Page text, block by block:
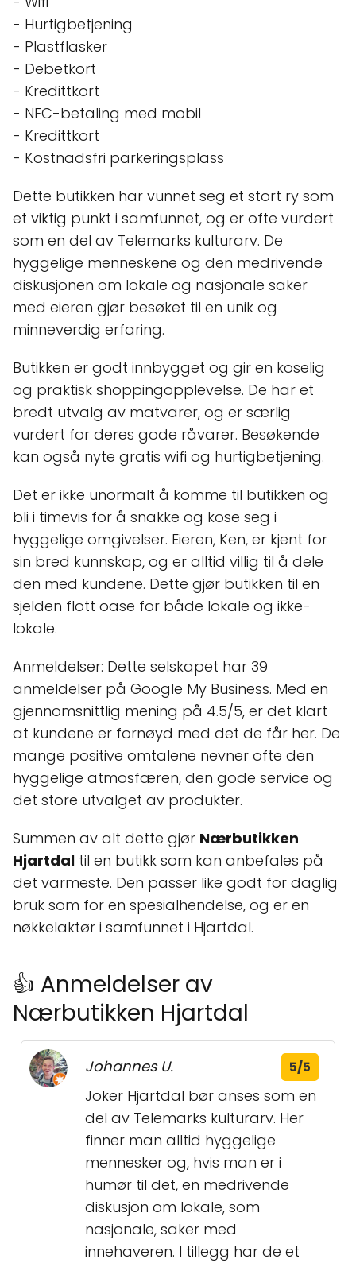
- Hurtigbetjening
- Plastflasker
- Debetkort
- Kredittkort
- NFC-betaling med mobil
- Kredittkort
- Kostnadsfri parkeringsplass
Dette butikken har vunnet seg et stort ry som
et viktig punkt i samfunnet, og er ofte vurdert
som en del av Telemarks kulturarv. De
hyggelige menneskene og den medrivende
diskusjonen om lokale og nasjonale saker
med eieren gjør besøket til en unik og
minneverdig erfaring.
Butikken er godt innbygget og gir en koselig
og praktisk shoppingopplevelse. De har et
bredt utvalg av matvarer, og er særlig
vurdert for deres gode råvarer. Besøkende
kan også nyte gratis wifi og hurtigbetjening.
Det er ikke unormalt å komme til butikken og
bli i timevis for å snakke og kose seg i
hyggelige omgivelser. Eieren, Ken, er kjent for
sin bred kunnskap, og er alltid villig til å dele
den med kundene. Dette gjør butikken til en
sjelden flott oase for både lokale og ikke-
lokale.
Anmeldelser: Dette selskapet har 39
anmeldelser på Google My Business. Med en
gjennomsnittlig mening på 4.5/5, er det klart
at kundene er fornøyd med det de får her. De
mange positive omtalene nevner ofte den
hyggelige atmosfæren, den gode service og
det store utvalget av produkter.
Summen av alt dette gjør Nærbutikken
Hjartdal til en butikk som kan anbefales på
det varmeste. Den passer like godt for daglig
bruk som for en spesialhendelse, og er en
nøkkelaktør i samfunnet i Hjartdal.
👍 Anmeldelser av
Nærbutikken Hjartdal
Johannes U. 5/5
Joker Hjartdal bør anses som en
del av Telemarks kulturarv. Her
finner man alltid hyggelige
mennesker og, hvis man er i
humør til det, en medrivende
diskusjon om lokale, som
nasjonale, saker med
innehaveren. I tillegg har de et